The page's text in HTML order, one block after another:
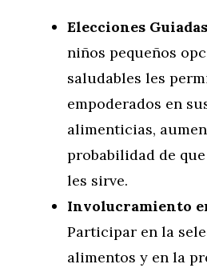
Elecciones
niños pequeños
saludables les
empoderados en
alimenticias,
probabilidad de
les sirve.
Involucramiento
Participar en la
alimentos y en la